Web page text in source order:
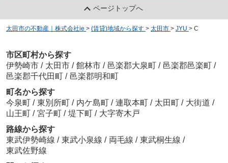
ページトップへ
太田市の不動産｜株式会社ie > (賃貸)地域から探す > 太田市 > JYU > C
市区町村から探す
伊勢崎市 / 太田市 / 館林市 / 邑楽郡大泉町 / 邑楽郡邑楽町 /
邑楽郡千代田町 / 邑楽郡明和町
町名から探す
今泉町 / 東別所町 / 内ケ島町 / 連取本町 / 太田町 / 大街道 /
山王町 / 宮子町 / 堤下町 / 大字寄木戸
路線から探す
東武伊勢崎線 / 東武小泉線 / 両毛線 / 東武桐生線 /
東武佐野線